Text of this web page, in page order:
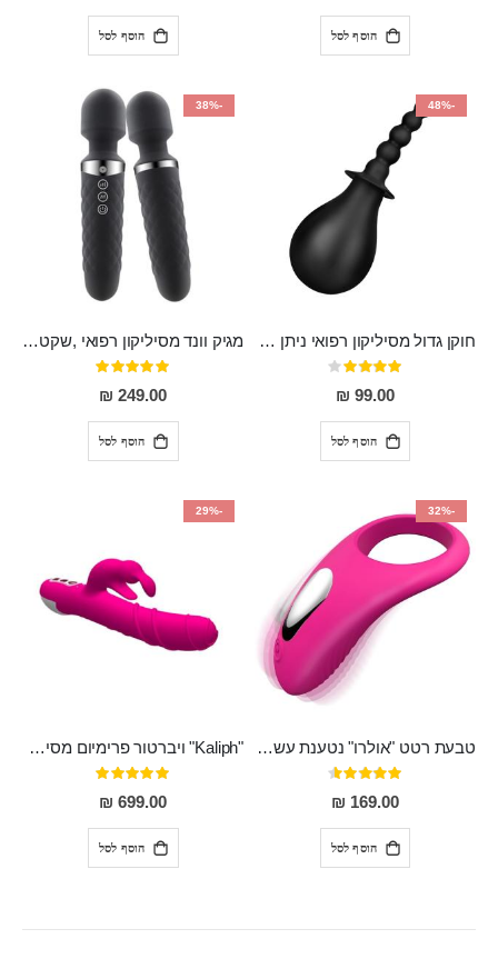
הוסף לסל הוסף לסל
-48%
חוקן גדול מסיליקון רפואי ניתן לשימוש גם כפלאג וגם כחרוזים אנאלים
דירוג:
80%
99.00 ₪
הוסף לסל
-38%
מגיק וונד מסיליקון רפואי ,שקט במיוחד, נטען בעל 10 מהירויות שונות "Erna"
דירוג:
100%
249.00 ₪
הוסף לסל
-32%
טבעת רטט "אולרו" נטענת עשויה סיליקון רפואי עם רטט חזק ומטריף חושים
דירוג:
91%
169.00 ₪
הוסף לסל
-29%
"Kaliph" ויברטור פרימיום מסיליקון רפואי , נטען, שקט במיוחד, מסתובב ומתפתל, שמנמן עם חדירה 14 סמ
דירוג:
100%
699.00 ₪
הוסף לסל